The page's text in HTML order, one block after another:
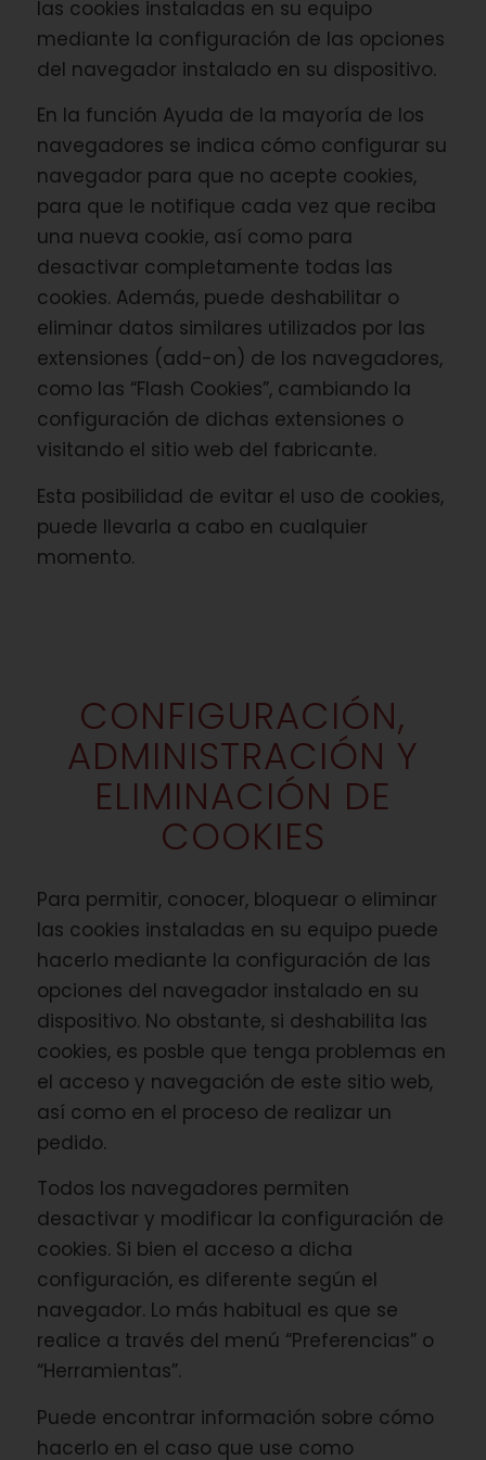
las cookies instaladas en su equipo
mediante la configuración de las opciones
del navegador instalado en su dispositivo.
En la función Ayuda de la mayoría de los
navegadores se indica cómo configurar su
navegador para que no acepte cookies,
para que le notifique cada vez que reciba
una nueva cookie, así como para
desactivar completamente todas las
cookies. Además, puede deshabilitar o
eliminar datos similares utilizados por las
extensiones (add-on) de los navegadores,
como las “Flash Cookies”, cambiando la
configuración de dichas extensiones o
visitando el sitio web del fabricante.
Esta posibilidad de evitar el uso de cookies,
puede llevarla a cabo en cualquier
momento.
CONFIGURACIÓN,
ADMINISTRACIÓN Y
ELIMINACIÓN DE
COOKIES
Para permitir, conocer, bloquear o eliminar
las cookies instaladas en su equipo puede
hacerlo mediante la configuración de las
opciones del navegador instalado en su
dispositivo. No obstante, si deshabilita las
cookies, es posble que tenga problemas en
el acceso y navegación de este sitio web,
así como en el proceso de realizar un
pedido.
Todos los navegadores permiten
desactivar y modificar la configuración de
cookies. Si bien el acceso a dicha
configuración, es diferente según el
navegador. Lo más habitual es que se
realice a través del menú “Preferencias” o
“Herramientas”.
Puede encontrar información sobre cómo
hacerlo en el caso que use como